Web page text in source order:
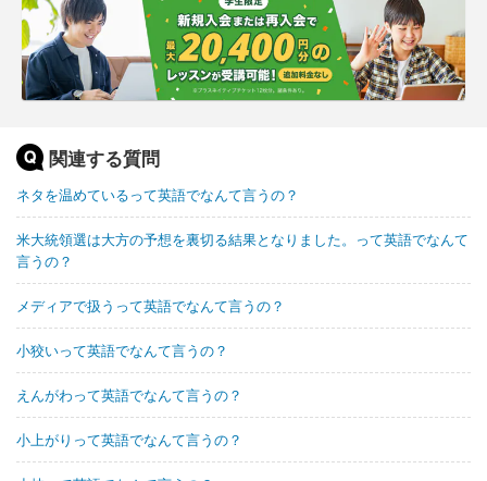
関連する質問
ネタを温めているって英語でなんて言うの？
米大統領選は大方の予想を裏切る結果となりました。って英語でなんて
言うの？
メディアで扱うって英語でなんて言うの？
小狡いって英語でなんて言うの？
えんがわって英語でなんて言うの？
小上がりって英語でなんて言うの？